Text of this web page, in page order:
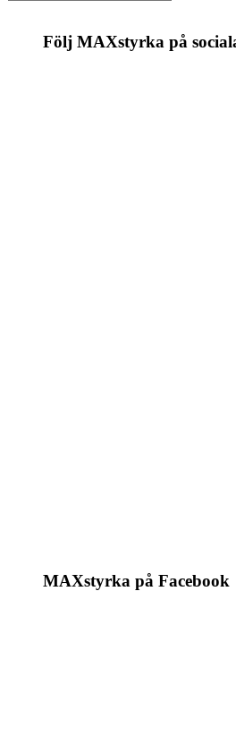
Följ MAXstyrka på
MAXstyrka på Facebook